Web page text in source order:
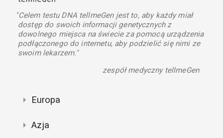
"Celem testu DNA tellmeGen jest to, aby każdy miał
dostęp do swoich informacji genetycznych z
dowolnego miejsca na świecie za pomocą urządzenia
podłączonego do internetu, aby podzielić się nimi ze
swoim lekarzem."
zespół medyczny tellmeGen
Europa
Azja